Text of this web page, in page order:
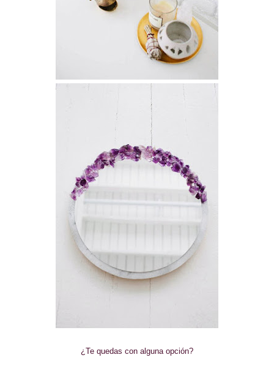
¿Te quedas con alguna opción?